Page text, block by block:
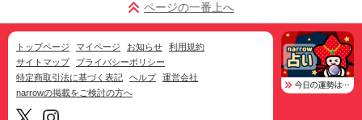
ページの一番上へ
トップページ マイページ お知らせ
利用規約
サイトマップ
プライバシーポリシー
特定商取引法に基づく表記
ヘルプ
運営会社
narrowの掲載をご検討の方へ